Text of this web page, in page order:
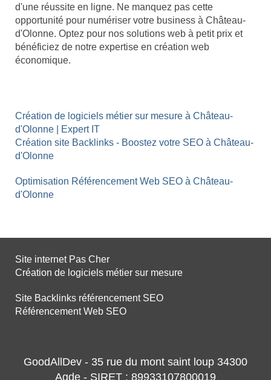
d'une réussite en ligne. Ne manquez pas cette
opportunité pour numériser votre business à Château-
d'Olonne. Optez pour nos solutions web à petit prix et
bénéficiez de notre expertise en création web
économique.
Création de logiciels métier sur mesure à Château-
d'Olonne | Expert IT
Création site Backlinks - Boostez votre SEO à Château-
d'Olonne
Optimisation Référencement Web SEO à Château-
d'Olonne
Site internet Pas Cher
Création de logiciels métier sur mesure
Site Backlinks référencement SEO
Référencement Web SEO
GoodAllDev - 35 rue du mont saint loup 34300
Agde - SIRET : 89933107800019